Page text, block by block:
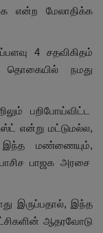
என்ற மேலாதிக்க
4 சதவிகிதம்
நமது
பறிபோய்விட்ட
என்று மட்டுமல்ல,
மண்ணையும்,
பாஜக அரசை
இருப்பதால், இந்த
ஆதரவோடு